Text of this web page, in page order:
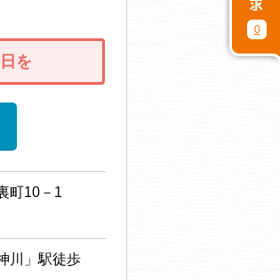
を
町10－1
川」駅徒歩
0